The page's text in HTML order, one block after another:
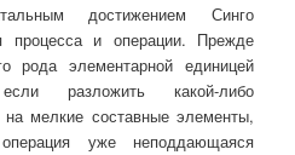
достижением Синго
процесса и операции. Прежде
рода элементарной единицей
разложить какой-либо
на мелкие составные элементы,
уже неподдающаяся